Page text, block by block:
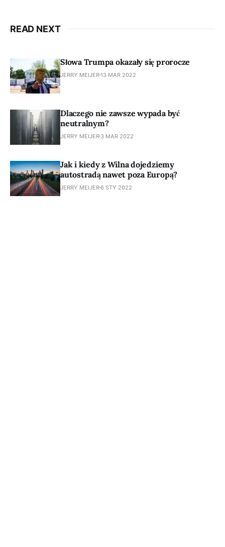
READ NEXT
Słowa Trumpa okazały się prorocze
JERRY MEIJER13 MAR 2022
Dlaczego nie zawsze wypada być
neutralnym?
JERRY MEIJER 3 MAR 2022
Jak i kiedy z Wilna dojedziemy
autostradą nawet poza Europą?
JERRY MEIJER6 STY 2022